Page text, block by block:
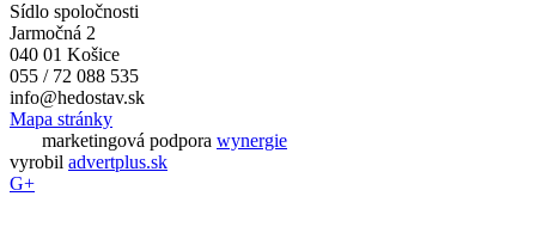
Sídlo spoločnosti
Jarmočná 2
040 01 Košice
055 / 72 088 535
info@hedostav.sk
Mapa stránky
marketingová podpora wynergie
vyrobil advertplus.sk
G+